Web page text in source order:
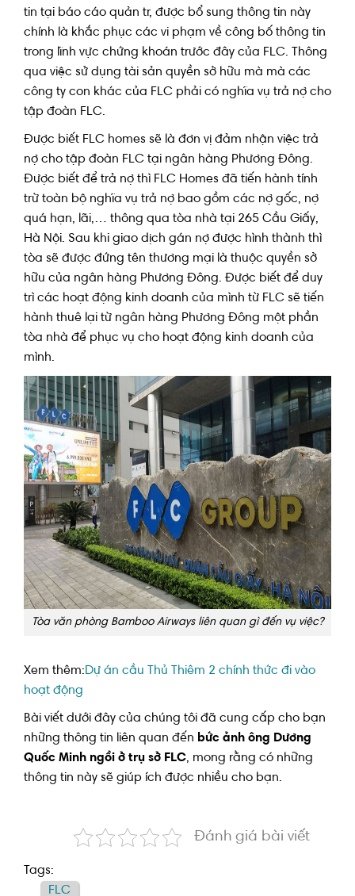
tin tại báo cáo quản tr, được bổ sung thông tin này
chính là khắc phục các vi phạm về công bố thông tin
trong lĩnh vực chứng khoán trước đây của FLC. Thông
qua việc sử dụng tài sản quyền sở hữu mà mà các
công ty con khác của FLC phải có nghĩa vụ trả nợ cho
tập đoàn FLC.
Được biết FLC homes sẽ là đơn vị đảm nhận việc trả
nợ cho tập đoàn FLC tại ngân hàng Phương Đông.
Được biết để trả nợ thì FLC Homes đã tiến hành tính
trừ toàn bộ nghĩa vụ trả nợ bao gồm các nợ gốc, nợ
quá hạn, lãi,… thông qua tòa nhà tại 265 Cầu Giấy,
Hà Nội. Sau khi giao dịch gán nợ được hình thành thì
tòa sẽ được đứng tên thương mại là thuộc quyền sở
hữu của ngân hàng Phương Đông. Được biết để duy
trì các hoạt động kinh doanh của mình từ FLC sẽ tiến
hành thuê lại từ ngân hàng Phương Đông một phần
tòa nhà để phục vụ cho hoạt động kinh doanh của
mình.
Tòa văn phòng Bamboo Airways liên quan gì đến vụ việc?
Xem thêm:Dự án cầu Thủ Thiêm 2 chính thức đi vào
hoạt động
Bài viết dưới đây của chúng tôi đã cung cấp cho bạn
những thông tin liên quan đến bức ảnh ông Dương
Quốc Minh ngồi ở trụ sở FLC, mong rằng có những
thông tin này sẽ giúp ích được nhiều cho bạn.
Đánh giá bài viết
Tags:
FLC